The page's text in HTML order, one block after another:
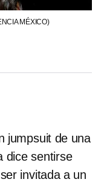
MÉXICO)
jumpsuit de una
dice sentirse
invitada a un